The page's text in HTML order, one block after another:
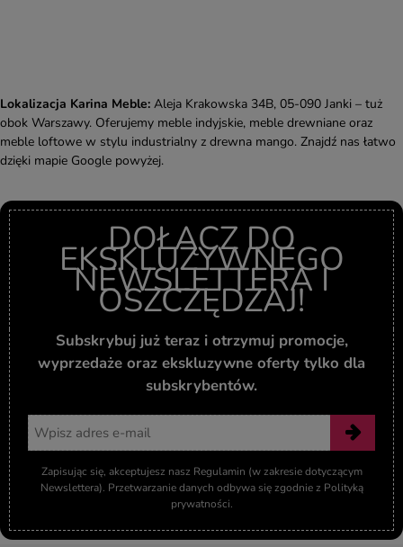
Lokalizacja Karina Meble: Aleja Krakowska 34B, 05-090 Janki – tuż
obok Warszawy. Oferujemy meble indyjskie, meble drewniane oraz
meble loftowe w stylu industrialny z drewna mango. Znajdź nas łatwo
dzięki mapie Google powyżej.
DOŁĄCZ DO
EKSKLUZYWNEGO
NEWSLETTERA I
OSZCZĘDZAJ!
Subskrybuj już teraz i otrzymuj promocje,
wyprzedaże oraz ekskluzywne oferty tylko dla
subskrybentów.
Zapisując się, akceptujesz nasz Regulamin (w zakresie dotyczącym
Newslettera). Przetwarzanie danych odbywa się zgodnie z Polityką
prywatności.